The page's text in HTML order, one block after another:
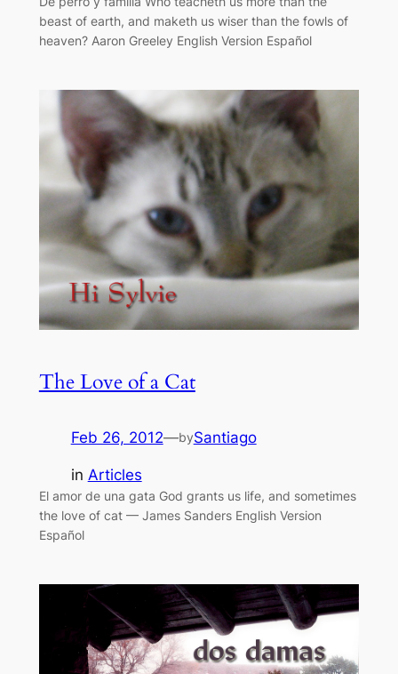
beast of earth, and maketh us wiser than the fowls of
heaven? Aaron Greeley English Version Español
The Love of a Cat
Feb 26, 2012—bySantiago
in Articles
El amor de una gata God grants us life, and sometimes
the love of cat — James Sanders English Version
Español